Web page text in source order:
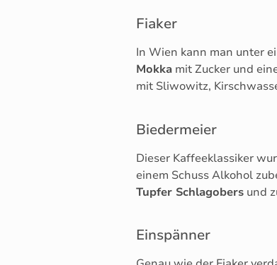
Fiaker
In Wien kann man unter
Mokka mit Zucker und
mit Sliwowitz,
Biedermeier
Dieser Kaffeeklassiker
einem Schuss Alkohol
Tupfer Schlagobers und
Einspänner